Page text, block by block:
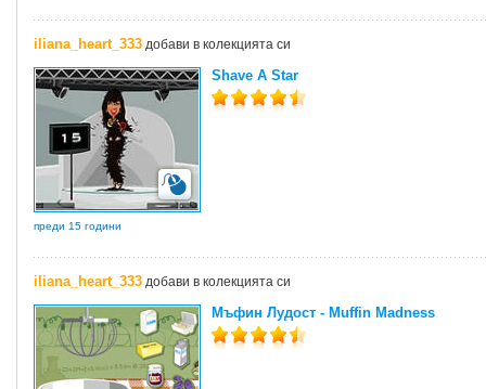
iliana_heart_333 добави в колекцията си
Shave A Star
преди 15 години
iliana_heart_333 добави в колекцията си
Мъфин Лудост - Muffin Madness